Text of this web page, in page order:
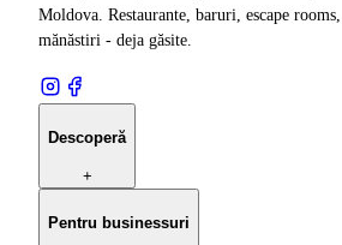
Moldova. Restaurante, baruri, escape rooms,
mănăstiri - deja găsite.
Descoperă
+
Pentru businessuri